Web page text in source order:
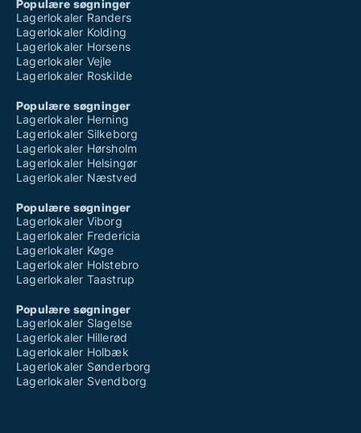
Populære søgninger
Lagerlokaler Randers
Lagerlokaler Kolding
Lagerlokaler Horsens
Lagerlokaler Vejle
Lagerlokaler Roskilde
Populære søgninger
Lagerlokaler Herning
Lagerlokaler Silkeborg
Lagerlokaler Hørsholm
Lagerlokaler Helsingør
Lagerlokaler Næstved
Populære søgninger
Lagerlokaler Viborg
Lagerlokaler Fredericia
Lagerlokaler Køge
Lagerlokaler Holstebro
Lagerlokaler Taastrup
Populære søgninger
Lagerlokaler Slagelse
Lagerlokaler Hillerød
Lagerlokaler Holbæk
Lagerlokaler Sønderborg
Lagerlokaler Svendborg